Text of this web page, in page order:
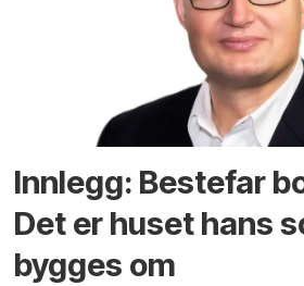
Innlegg: Bestefar
Det er huset hans
bygges om